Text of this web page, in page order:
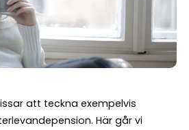
att teckna exempelvis
Här går vi